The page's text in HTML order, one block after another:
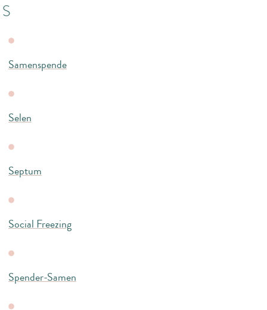
S
Samenspende
Selen
Septum
Social Freezing
Spender-Samen